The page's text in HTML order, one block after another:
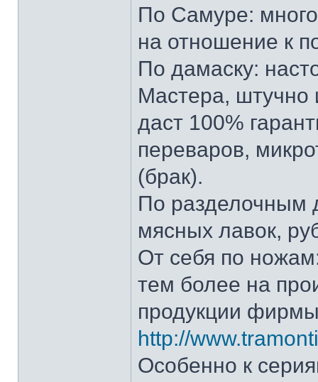
По Самуре: много
на отношение к
По дамаску:
Мастера, штучно
даст 100%
переваров,
(брак).
По разделочным
мясных лавок,
От себя по
тем более на
продукции
http://
Особенно к